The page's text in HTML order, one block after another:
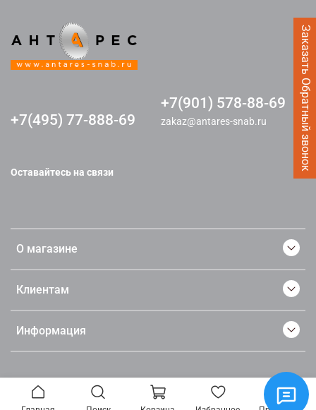
Заказать Обратный звонок
О магазине
Клиентам
Информация
+7(495) 77-888-69
+7(901) 578-88-69
zakaz@antares-snab.ru
Оставайтесь на связи